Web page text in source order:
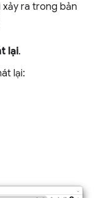
ra trong bản
lại.
lại: